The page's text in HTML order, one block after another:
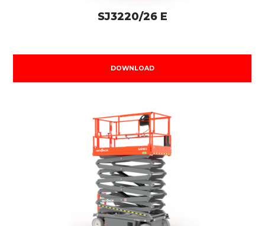
SJ3220/26 E
DOWNLOAD